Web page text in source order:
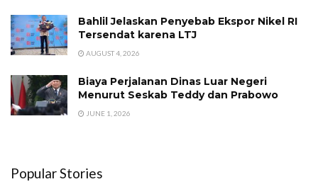
Bahlil Jelaskan Penyebab Ekspor Nikel RI
Tersendat karena LTJ
AUGUST 4, 2026
Biaya Perjalanan Dinas Luar Negeri
Menurut Seskab Teddy dan Prabowo
JUNE 1, 2026
Popular Stories